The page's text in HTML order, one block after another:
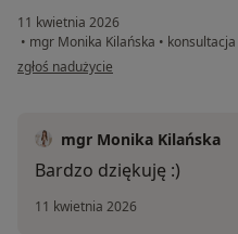
11 kwietnia 2026
• mgr Monika Kilańska •
w opinii użytkownika Monika
zgłoś nadużycie
mgr Monika Kilańska
Bardzo dziękuję :)
11 kwietnia 2026